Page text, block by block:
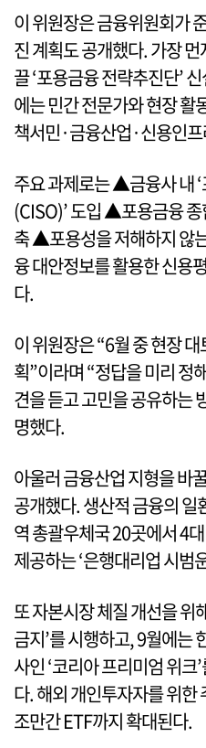
이 위원장은 금융위원회가
진 계획도 공개했다. 가장
끌 ‘포용금융 전략추진단’
에는 민간 전문가와 현장 활
책서민·금융산업·신용인
주요 과제로는 ▲금융사 내
(CISO)’ 도입 ▲포용금융
축 ▲포용성을 저해하지 않
융 대안정보를 활용한 신용
다.
이 위원장은 “6월 중 현장
획”이라며 “정답을 미리 정
견을 듣고 고민을 공유하는
명했다.
아울러 금융산업 지형을 바
공개했다. 생산적 금융의 일
역 총괄우체국 20곳에서 4
제공하는 ‘은행대리업 시범
또 자본시장 체질 개선을 위
금지’를 시행하고, 9월에는
사인 ‘코리아 프리미엄 위
다. 해외 개인투자자를 위한
조만간 ETF까지 확대된다.